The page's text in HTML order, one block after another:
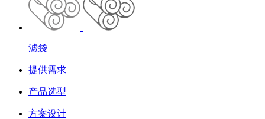
滤袋
提供需求
产品选型
方案设计